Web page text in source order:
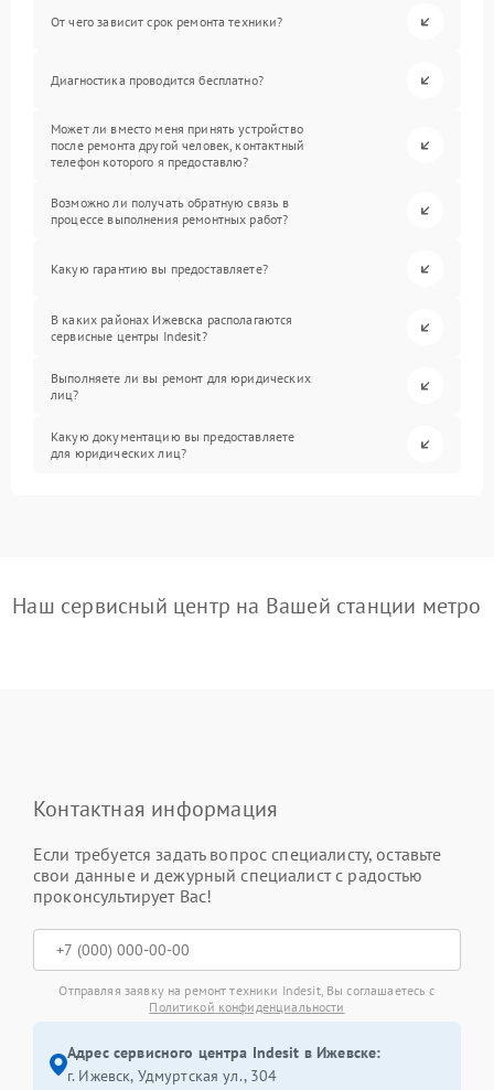
От чего зависит срок ремонта техники?
Диагностика проводится бесплатно?
Может ли вместо меня принять устройство
после ремонта другой человек, контактный
телефон которого я предоставлю?
Возможно ли получать обратную связь в
процессе выполнения ремонтных работ?
Какую гарантию вы предоставляете?
В каких районах Ижевска располагаются
сервисные центры Indesit?
Выполняете ли вы ремонт для юридических
лиц?
Какую документацию вы предоставляете
для юридических лиц?
Наш сервисный центр на Вашей станции метро
Контактная информация
Если требуется задать вопрос специалисту, оставьте
свои данные и дежурный специалист с радостью
проконсультирует Вас!
Отправляя заявку на ремонт техники Indesit, Вы соглашаетесь с
Политикой конфиденциальности
Адрес сервисного центра Indesit в Ижевске:
г. Ижевск, Удмуртская ул., 304